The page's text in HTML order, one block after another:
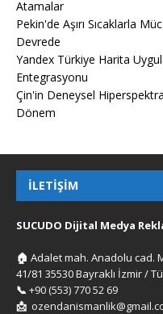
Atamalar
Pekin'de Aşırı Sıcaklarla
Devrede
Yandex Türkiye Harita
Entegrasyonu
Çin'in Deneysel
Dönem
İLETIŞIM
SUCUDO Dijital Medya
🏠 Adalet mah. Anadolu cad.
41/81 35530 Bayraklı İzmir /
📞 +90 (553) 770 52 69
📩